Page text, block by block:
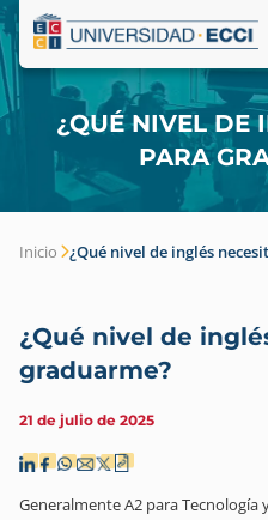
¿QUÉ NIVEL DE
PARA
Inicio ¿Qué nivel de inglés
¿Qué nivel de
graduarme?
21 de julio de 2025
Generalmente A2 para Tecnología